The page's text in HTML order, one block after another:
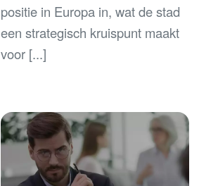
positie in Europa in, wat de stad
een strategisch kruispunt maakt
voor [...]